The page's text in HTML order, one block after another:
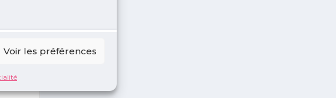
Voir les préférences